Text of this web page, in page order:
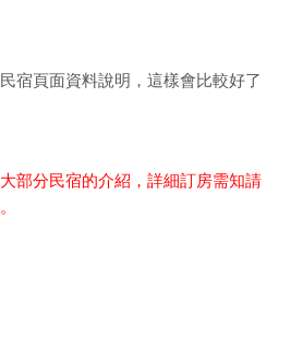
宿頁面資料說明，這樣會比較好了
部分民宿的介紹，詳細訂房需知請